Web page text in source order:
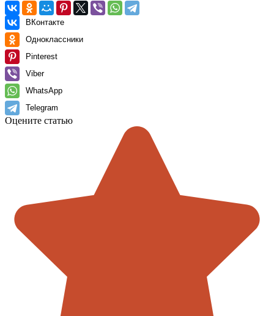
ВКонтакте
Одноклассники
Pinterest
Viber
WhatsApp
Telegram
Оцените статью